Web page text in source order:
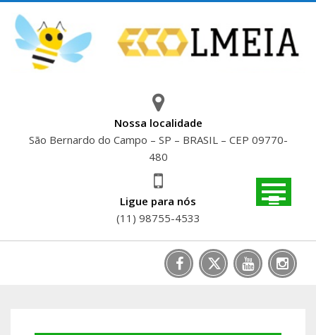
content
Nossa localidade
São Bernardo do Campo – SP – BRASIL – CEP 09770-
480
Ligue para nós
(11) 98755-4533